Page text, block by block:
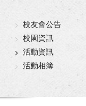
校友會公告
校園資訊
活動資訊
活動相簿